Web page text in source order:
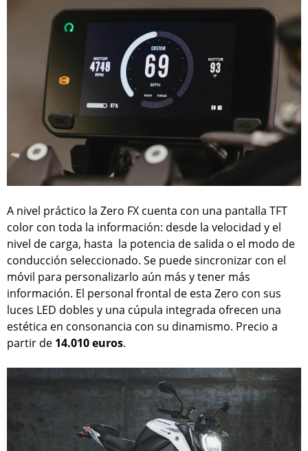
A nivel práctico la Zero FX cuenta con una pantalla TFT
color con toda la información: desde la velocidad y el
nivel de carga, hasta la potencia de salida o el modo de
conducción seleccionado. Se puede sincronizar con el
móvil para personalizarlo aún más y tener más
información. El personal frontal de esta Zero con sus
luces LED dobles y una cúpula integrada ofrecen una
estética en consonancia con su dinamismo. Precio a
partir de 14.010 euros.